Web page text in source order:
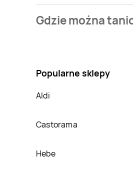
mamy w naszej bazie jest
Gdzie można
Popularne sklepy
Aldi
Castorama
Hebe